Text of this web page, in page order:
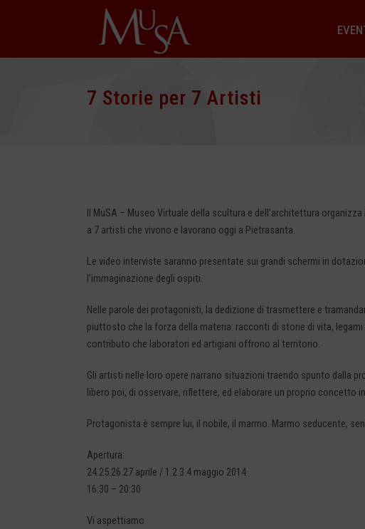
7 Storie per 7 Artisti
Il MuSA – Museo Virtuale della scultura e dell’architettura
a 7 artisti che vivono e lavorano oggi a Pietrasanta.
Le video interviste saranno presentate sui grandi schermi in
l’immaginazione degli ospiti.
Nelle parole dei protagonisti, la dedizione di trasmettere e
piuttosto che la forza della materia: racconti di storie di vita,
contributo che laboratori ed artigiani offrono al territorio.
Gli artisti nelle loro opere narrano situazioni traendo spunto dalla
libero poi, di osservare, riflettere, ed elaborare un proprio concetto
Protagonista è sempre lui, il nobile, il marmo. Marmo seducente,
Apertura:
24.25.26.27 aprile / 1.2.3.4 maggio 2014
16:30 – 20:30
Vi aspettiamo